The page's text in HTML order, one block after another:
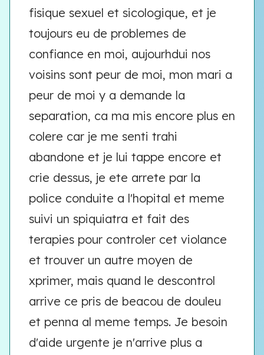
fisique sexuel et sicologique, et je
toujours eu de problemes de
confiance en moi, aujourhdui nos
voisins sont peur de moi, mon mari a
peur de moi y a demande la
separation, ca ma mis encore plus en
colere car je me senti trahi
abandone et je lui tappe encore et
crie dessus, je ete arrete par la
police conduite a l'hopital et meme
suivi un spiquiatra et fait des
terapies pour controler cet violance
et trouver un autre moyen de
xprimer, mais quand le descontrol
arrive ce pris de beacou de douleu
et penna al meme temps. Je besoin
d'aide urgente je n'arrive plus a